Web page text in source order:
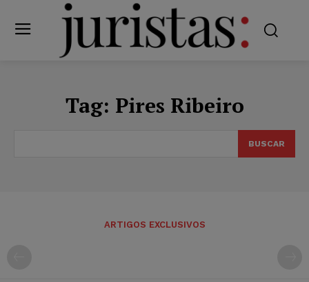
Tag: Pires Ribeiro
BUSCAR
ARTIGOS EXCLUSIVOS